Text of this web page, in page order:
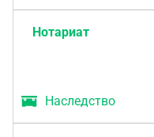
Нотариат
Наследство